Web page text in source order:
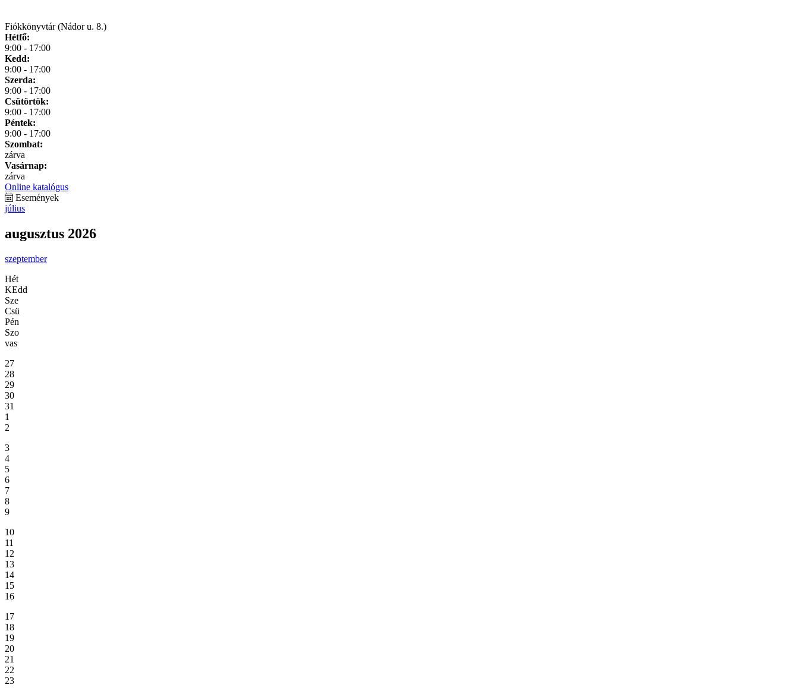
Fiókkönyvtár (Nádor u. 8.)
Hétfő:
9:00 - 17:00
Kedd:
9:00 - 17:00
Szerda:
9:00 - 17:00
Csütörtök:
9:00 - 17:00
Péntek:
9:00 - 17:00
Szombat:
zárva
Vasárnap:
zárva
Online katalógus
Események
július
augusztus 2026
szeptember
Hét
KEdd
Sze
Csü
Pén
Szo
vas
27
28
29
30
31
1
2
3
4
5
6
7
8
9
10
11
12
13
14
15
16
17
18
19
20
21
22
23